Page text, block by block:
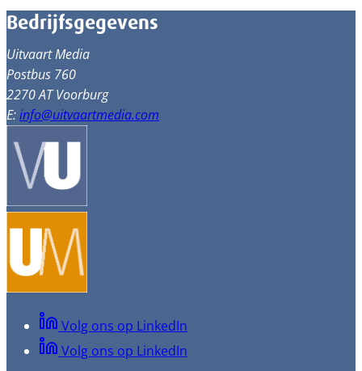
Bedrijfsgegevens
Uitvaart Media
Postbus 760
2270 AT Voorburg
E:info@uitvaartmedia.com
Volg ons op LinkedIn
Volg ons op LinkedIn